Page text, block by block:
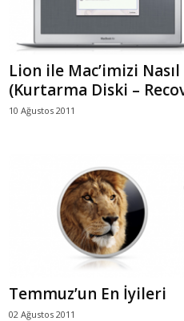
Lion ile Mac’imizi
(Kurtarma Diski –
10 Ağustos 2011
Temmuz’un En İyileri
02 Ağustos 2011